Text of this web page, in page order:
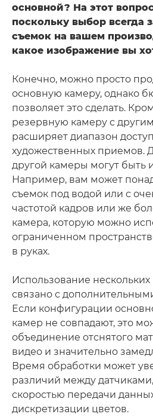
основной? На этот
поскольку выбор всегда
съемок на вашем
какое изображение вы
Конечно, можно просто
основную камеру, однако
позволяет это сделать.
резервную камеру с
расширяет диапазон
художественных приемов.
другой камеры могут быть
Например, вам может
съемок под водой или с
частотой кадров или же
камера, которую можно
ограниченном
в руках.
Использование
связано с
Если конфигурации
камер не совпадают, это
объединение отснятого
видео и значительно
Время обработки может
различий между
скоростью передачи
дискретизации цветов.